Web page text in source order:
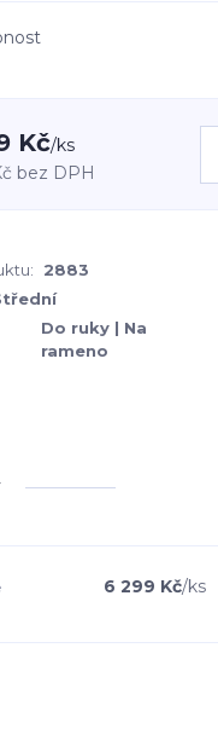
Kč/ks
bez DPH
2883
Do ruky | Na
rameno
6 299 Kč/ks